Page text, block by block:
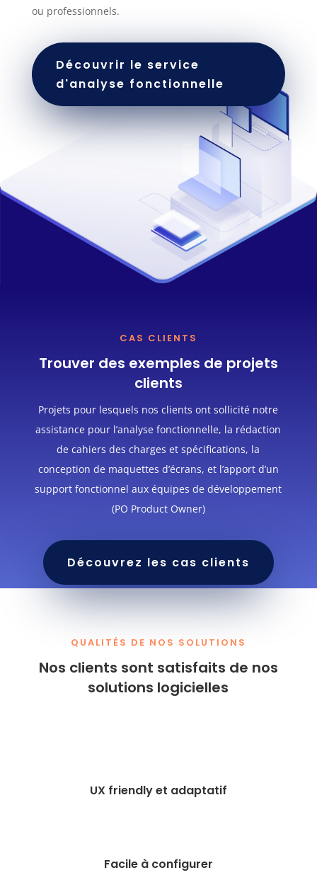
ou professionnels.
Découvrir le service
d'analyse fonctionnelle
CAS CLIENTS
Trouver des exemples de projets
clients
Projets pour lesquels nos clients ont sollicité notre
assistance pour l’analyse fonctionnelle, la rédaction
de cahiers des charges et spécifications, la
conception de maquettes d’écrans, et l’apport d’un
support fonctionnel aux équipes de développement
(PO Product Owner)
Découvrez les cas clients
QUALITÉS DE NOS SOLUTIONS
Nos clients sont satisfaits de nos
solutions logicielles
UX friendly et adaptatif
Facile à configurer